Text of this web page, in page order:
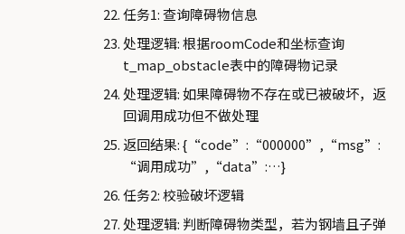
任务1: 查询障碍物信息
处理逻辑: 根据roomCode和坐标查询
t_map_obstacle表中的障碍物记录
处理逻辑: 如果障碍物不存在或已被破坏，返
回调用成功但不做处理
返回结果: {“code”:“000000”,“msg”:
“调用成功”,“data”:…}
任务2: 校验破坏逻辑
处理逻辑: 判断障碍物类型，若为钢墙且子弹